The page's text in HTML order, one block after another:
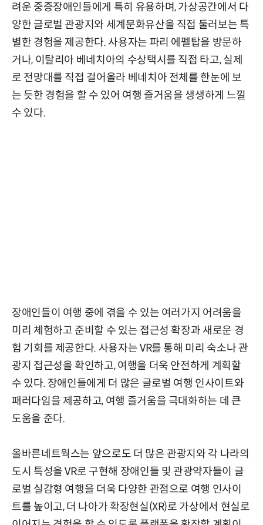
려운 중증장애인들에게 특히 유용하며, 가상공간에서 다
양한 글로벌 관광지와 세계문화유산을 직접 둘러보는 특
별한 경험을 제공한다. 사용자는 파리 에펠탑을 방문하
거나, 이탈리아 베네치아의 수상택시를 직접 타고, 실제
로 전망대를 직접 걸어올라 베네치아 전체를 한눈에 보
는 듯한 경험을 할 수 있어 여행 즐거움을 생생하게 느낄
수 있다.
장애인들이 여행 중에 겪을 수 있는 여러가지 어려움을
미리 체험하고 준비할 수 있는 접근성 확장과 새로운 경
험 기회를 제공한다. 사용자는 VR를 통해 미리 숙소나 관
광지 접근성을 확인하고, 여행을 더욱 안전하게 계획할
수 있다. 장애인들에게 더 많은 글로벌 여행 인사이트와
패러다임을 제공하고, 여행 즐거움을 극대화하는 데 큰
도움을 준다.
올바른네트웍스는 앞으로도 더 많은 관광지와 각 나라의
도시 특성을 VR로 구현해 장애인들 및 관광약자들이 글
로벌 실감형 여행을 더욱 다양한 관점으로 여행 인사이
트를 높이고, 더 나아가 확장현실(XR)로 가상에서 현실로